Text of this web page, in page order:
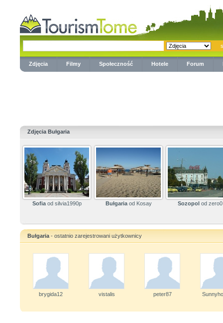
Zdjęcia Filmy Społeczność Hotele Forum
Zdjęcia Bułgaria
Sofiaod silvia1990p Bułgariaod Kosay Sozopol od zero0
Bułgaria - ostatnio zarejestrowani użytkownicy
brygida12 vistalis peter87